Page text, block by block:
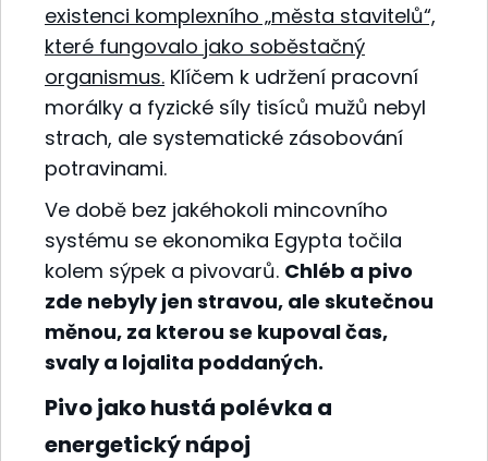
existenci komplexního „města stavitelů“,
které fungovalo jako soběstačný
organismus. Klíčem k udržení pracovní
morálky a fyzické síly tisíců mužů nebyl
strach, ale systematické zásobování
potravinami.
Ve době bez jakéhokoli mincovního
systému se ekonomika Egypta točila
kolem sýpek a pivovarů. Chléb a pivo
zde nebyly jen stravou, ale skutečnou
měnou, za kterou se kupoval čas,
svaly a lojalita poddaných.
Pivo jako hustá polévka a
energetický nápoj